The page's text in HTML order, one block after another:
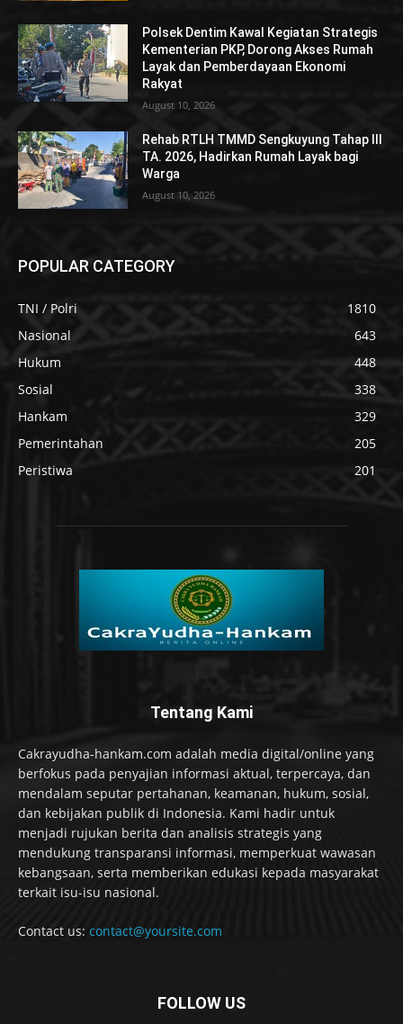
Polsek Dentim Kawal Kegiatan Strategis
Kementerian PKP, Dorong Akses Rumah
Layak dan Pemberdayaan Ekonomi
Rakyat
August 10, 2026
Rehab RTLH TMMD Sengkuyung Tahap III
TA. 2026, Hadirkan Rumah Layak bagi
Warga
August 10, 2026
POPULAR CATEGORY
TNI / Polri
1810
Nasional
643
Hukum
448
Sosial
338
Hankam
329
Pemerintahan
205
Peristiwa
201
Tentang Kami
Cakrayudha-hankam.com adalah media digital/online yang
berfokus pada penyajian informasi aktual, terpercaya, dan
mendalam seputar pertahanan, keamanan, hukum, sosial,
dan kebijakan publik di Indonesia. Kami hadir untuk
menjadi rujukan berita dan analisis strategis yang
mendukung transparansi informasi, memperkuat wawasan
kebangsaan, serta memberikan edukasi kepada masyarakat
terkait isu-isu nasional.
Contact us: contact@yoursite.com
FOLLOW US